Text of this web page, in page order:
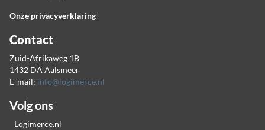
Onze privacyverklaring
Contact
Zuid-Afrikaweg 1B
1432 DA Aalsmeer
E-mail: info@logimerce.nl
Volg ons
Logimerce.nl